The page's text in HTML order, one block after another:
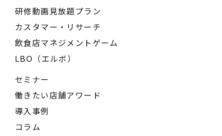
研修動画見放題プラン
カスタマー・リサーチ
飲食店マネジメントゲーム
LBO（エルボ）
セミナー
働きたい店舗アワード
導入事例
コラム